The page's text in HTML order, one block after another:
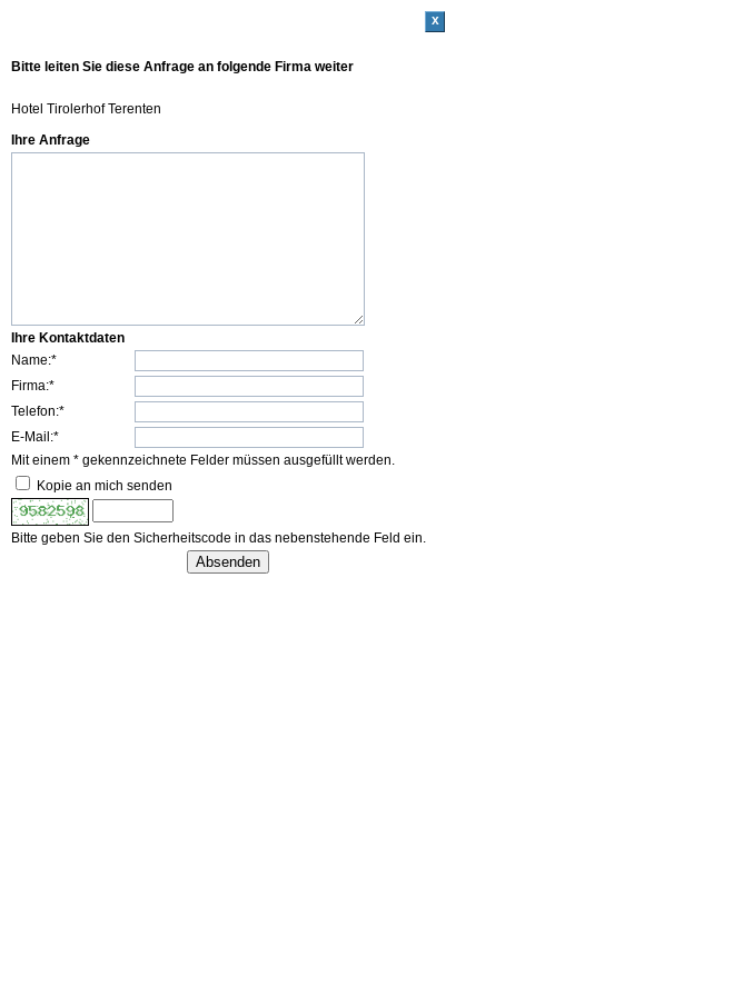
x
Bitte leiten Sie diese Anfrage an folgende Firma weiter
Hotel Tirolerhof Terenten
Ihre Anfrage
Ihre Kontaktdaten
Name:*
Firma:*
Telefon:*
E-Mail:*
Mit einem * gekennzeichnete Felder müssen ausgefüllt werden.
Kopie an mich senden
Bitte geben Sie den Sicherheitscode in das nebenstehende Feld ein.